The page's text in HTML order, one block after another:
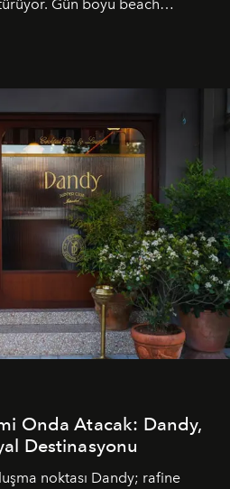
Gün boyu beach
misafirlerle buluşuyor.
odaklanan bu özel
anlayışını gün batımından
farklı bir deneyim sunuyor.
Onda Atacak: Dandy,
Destinasyonu
noktası Dandy; rafine